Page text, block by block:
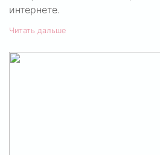
интернете.
Читать дальше